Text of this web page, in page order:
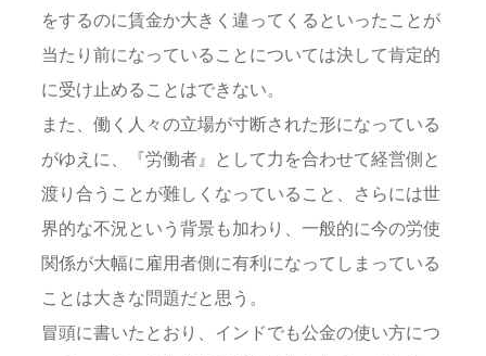
をするのに賃金か大きく違ってくるといったことが
当たり前になっていることについては決して肯定的
に受け止めることはできない。
また、働く人々の立場が寸断された形になっている
がゆえに、『労働者』として力を合わせて経営側と
渡り合うことが難しくなっていること、さらには世
界的な不況という背景も加わり、一般的に今の労使
関係が大幅に雇用者側に有利になってしまっている
ことは大きな問題だと思う。
冒頭に書いたとおり、インドでも公金の使い方につ